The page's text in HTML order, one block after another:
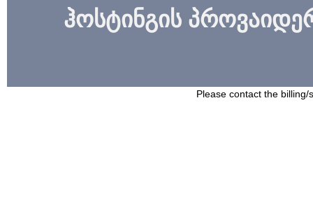
ჰოსტინგის
Please contact the